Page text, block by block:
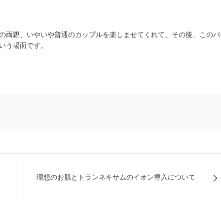
親、いやいや普通のカップルを楽しませてくれて、その後、この
う場面です。
理想のお肌とトランネキサムのイオン導入について